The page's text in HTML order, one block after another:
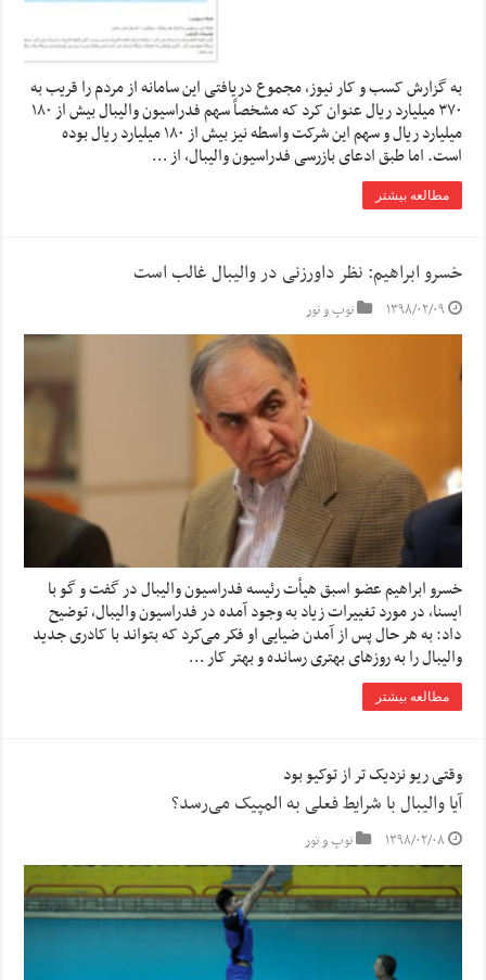
به گزارش کسب و کار نیوز، مجموع دریافتی این سامانه از مردم را قریب به
۳۷۰ میلیارد ریال عنوان کرد که مشخصاً سهم فدراسیون والیبال بیش از ۱۸۰
میلیارد ریال و سهم این شرکت واسطه نیز بیش از ۱۸۰ میلیارد ریال بوده
است. اما طبق ادعای بازرسی فدراسیون والیبال، از …
مطالعه بیشتر
خسرو ابراهیم: نظر داورزنی در والیبال غالب است
۱۳۹۸/۰۲/۰۹ توپ و تور
خسرو ابراهیم عضو اسبق هیأت رئیسه فدراسیون والیبال در گفت و گو با
ایسنا، در مورد تغییرات زیاد به وجود آمده در فدراسیون والیبال، توضیح
داد: به هر حال پس از آمدن ضیایی او فکر می‌کرد که بتواند با کادری جدید
والیبال را به روزهای بهتری رسانده و بهتر کار …
مطالعه بیشتر
وقتی ریو نزدیک تر از توکیو بود
آیا والیبال با شرایط فعلی به المپیک می‌رسد؟
۱۳۹۸/۰۲/۰۸ توپ و تور